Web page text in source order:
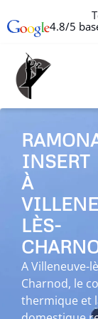
4.8/5
INSERT
À
LÈS-
A Villeneuve-
Charnod, le
thermique et